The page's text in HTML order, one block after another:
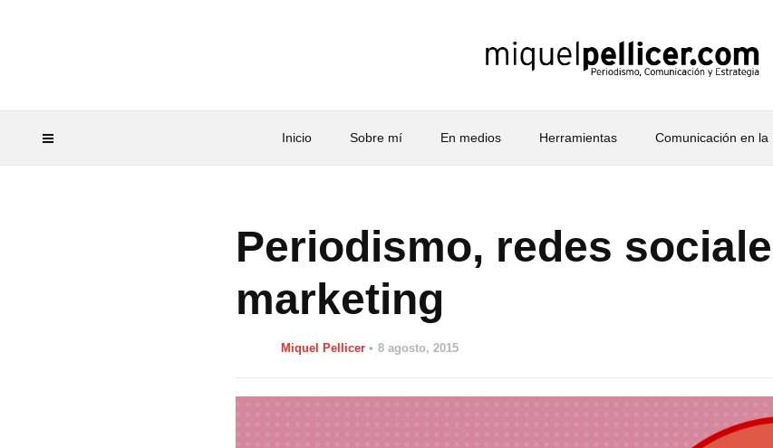
Inicio Sobre mí En medios Herramientas Comunicación en la
Periodismo, redes
marketing
Miquel Pellicer 8 agosto, 2015